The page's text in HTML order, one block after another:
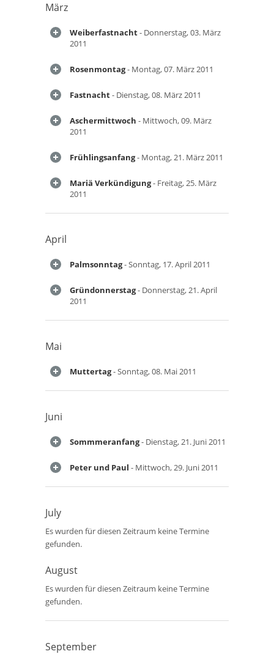
März
Weiberfastnacht- Donnerstag, 03. März
2011
Rosenmontag- Montag, 07. März 2011
Fastnacht- Dienstag, 08. März 2011
Aschermittwoch - Mittwoch, 09. März
2011
Frühlingsanfang- Montag, 21. März 2011
Mariä Verkündigung- Freitag, 25. März
2011
April
Palmsonntag- Sonntag, 17. April 2011
Gründonnerstag- Donnerstag, 21. April
2011
Mai
Muttertag- Sonntag, 08. Mai 2011
Juni
Sommmeranfang- Dienstag, 21. Juni 2011
Peter und Paul - Mittwoch, 29. Juni 2011
July
Es wurden für diesen Zeitraum keine Termine
gefunden.
August
Es wurden für diesen Zeitraum keine Termine
gefunden.
September